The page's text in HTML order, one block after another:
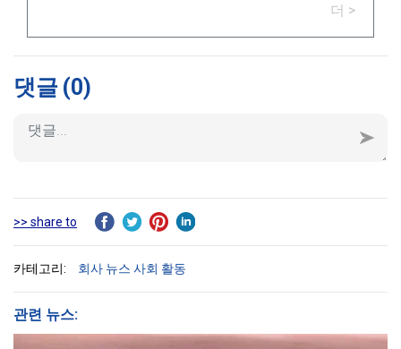
Sustainable Development 2026 (CTSD더 >
댓글 (0)
>> share to
카테고리: 회사 뉴스 사회 활동
관련 뉴스: